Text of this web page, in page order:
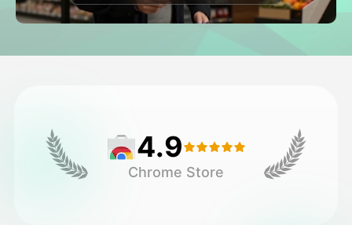
అవతార్ వీడియో
▼
ఇతర సాధనాలు 4.9
Chrome Store